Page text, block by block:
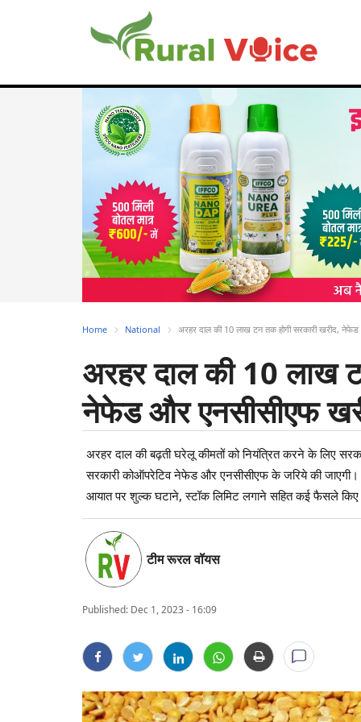
Home National अरहर दाल की 10 लाख टन तक होगी सरकारी खरीद,
अरहर दाल की 10 लाख
नेफेड और एनसीसीएफ
अरहर दाल की बढ़ती घरेलू कीमतों को नियंत्रित करने के लिए
सरकारी कोऑपरेटिव नेफेड और एनसीसीएफ के जरिये की
आयात पर शुल्क घटाने, स्टॉक लिमिट लगाने सहित कई फैसले किए
टीम रूरल वॉयस
Published: Dec 1, 2023 - 16:09